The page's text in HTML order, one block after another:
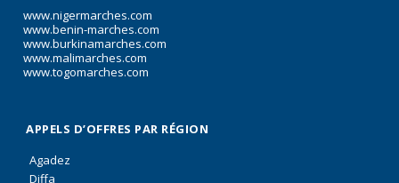
www.nigermarches.com
www.benin-marches.com
www.burkinamarches.com
www.malimarches.com
www.togomarches.com
APPELS D’OFFRES PAR RÉGION
Agadez
Diffa